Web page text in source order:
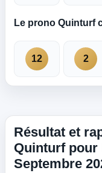
Le prono Quinturf
12 2
Résultat et
Quinturf pour
Septembre